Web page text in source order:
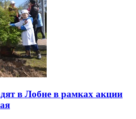
в Лобне в рамках акции